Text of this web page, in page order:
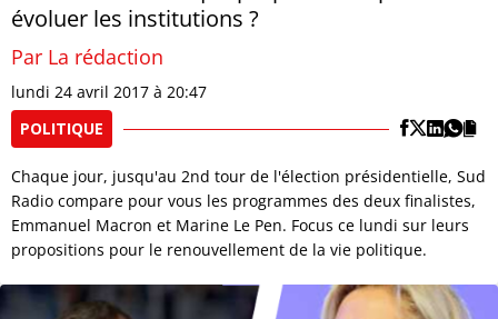
évoluer les institutions ?
Par La rédaction
lundi 24 avril 2017 à 20:47
POLITIQUE
Chaque jour, jusqu'au 2nd tour de l'élection présidentielle, Sud
Radio compare pour vous les programmes des deux finalistes,
Emmanuel Macron et Marine Le Pen. Focus ce lundi sur leurs
propositions pour le renouvellement de la vie politique.